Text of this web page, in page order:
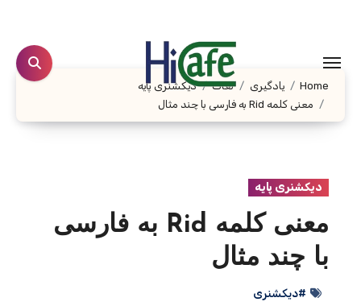
content
Home یادگیری لغات
دیکشنری پایه
معنی کلمه Rid به فارسی با چند مثال
دیکشنری پایه
معنی کلمه Rid به فارسی
با چند مثال
#دیکشنری